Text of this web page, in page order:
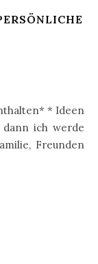
ich werde
Freunden